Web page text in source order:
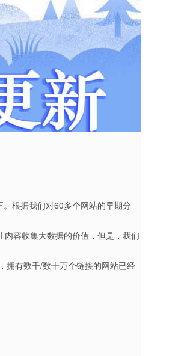
根据我们对60多个网站的早期分
容收集大数据的价值，但是，我们
拥有数千/数十万个链接的网站已经